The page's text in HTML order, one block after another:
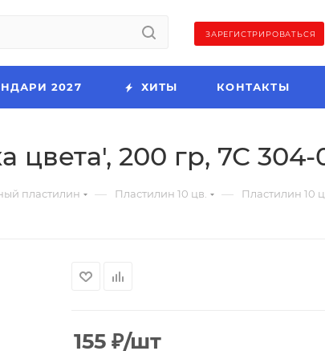
ЗАРЕГИСТРИРОВАТЬСЯ
2027 ХИТЫ КОНТАКТЫ
цвета', 200 гр, 7С 304-
пластилин — Пластилин 10 цв. — Пластилин 10
155 ₽/шт